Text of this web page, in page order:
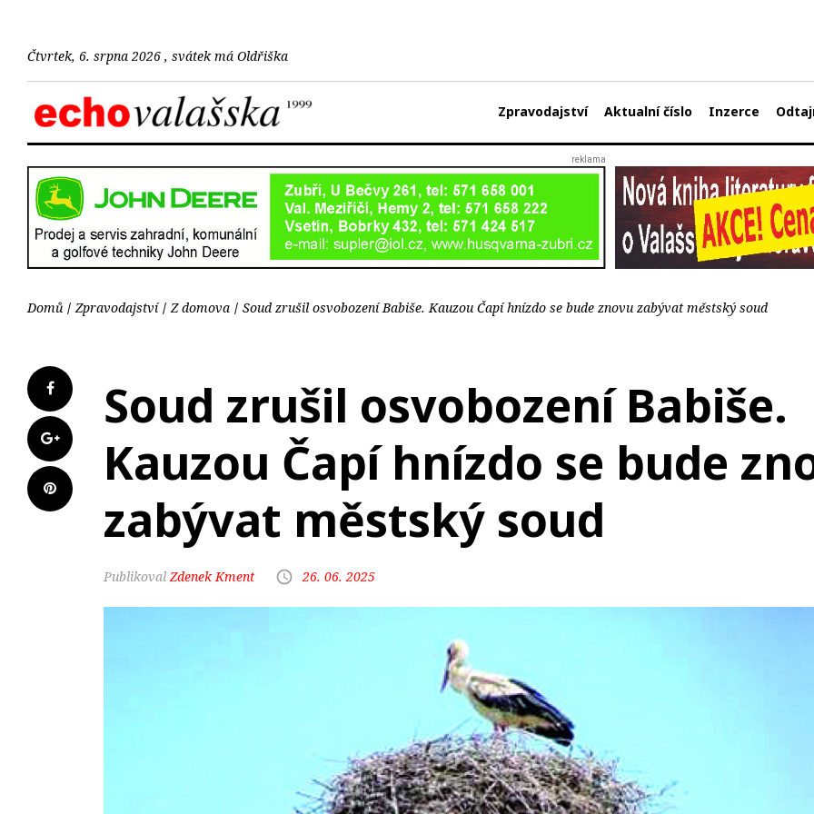
Čtvrtek, 6. srpna 2026 , svátek má Oldřiška
Zpravodajství Aktualní číslo Inzerce
Domů Zpravodajství Z domova Soud zrušil osvobození Babiše. Kauzou Čapí hnízdo se bude znovu zabývat městský soud
Soud zrušil osvobození Babiše.
Kauzou Čapí hnízdo se bude
zabývat městský soud
Zdenek Kment 26. 06. 2025